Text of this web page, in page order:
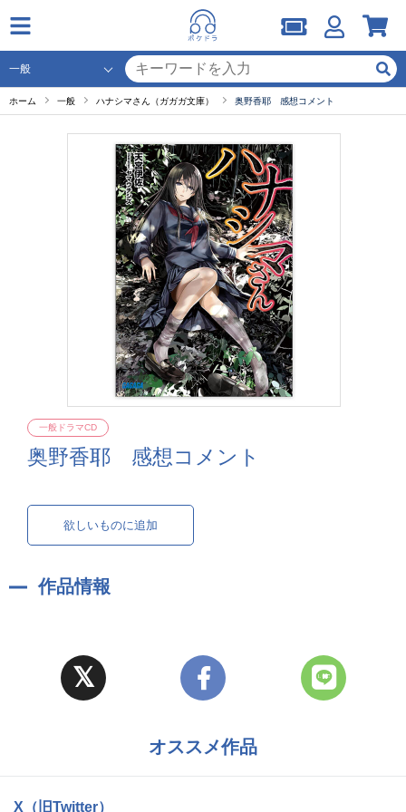
ホーム 一般 ハナシマさん（ガガガ文庫） 奥野香耶 感想コメント
奥野香耶 感想コメント
一般ドラマCD
欲しいものに追加
作品情報
オススメ作品
X（旧Twitter）